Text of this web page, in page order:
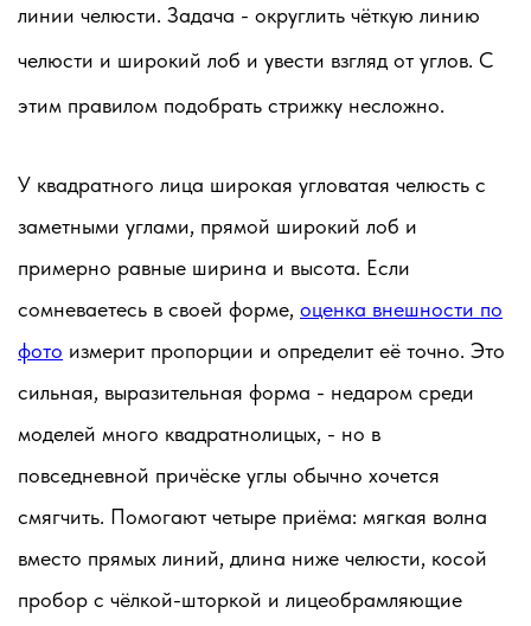
линии челюсти. Задача - округлить чёткую линию
челюсти и широкий лоб и увести взгляд от углов. С
этим правилом подобрать стрижку несложно.
У квадратного лица широкая угловатая челюсть с
заметными углами, прямой широкий лоб и
примерно равные ширина и высота. Если
сомневаетесь в своей форме, оценка внешности по
фото измерит пропорции и определит её точно. Это
сильная, выразительная форма - недаром среди
моделей много квадратнолицых, - но в
повседневной причёске углы обычно хочется
смягчить. Помогают четыре приёма: мягкая волна
вместо прямых линий, длина ниже челюсти, косой
пробор с чёлкой-шторкой и лицеобрамляющие